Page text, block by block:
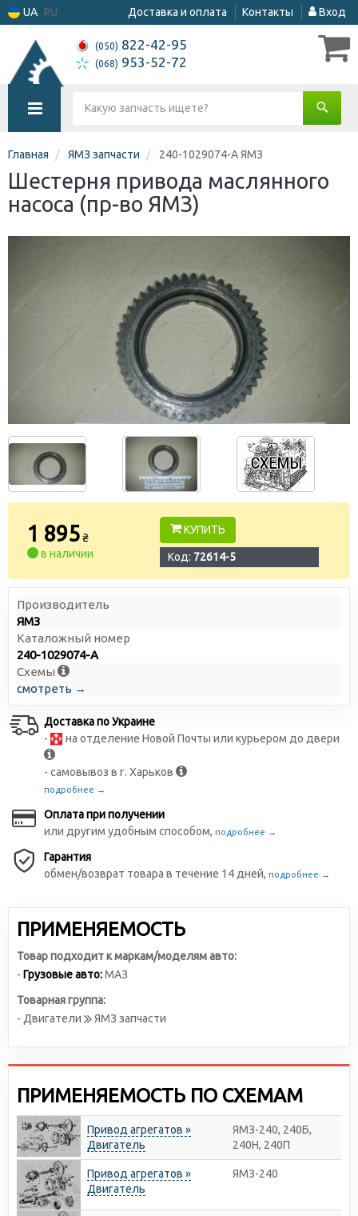
UA RU Доставка и оплата Контакты Вход
(050) 822-42-95
(068) 953-52-72
Главная ЯМЗ запчасти 240-1029074-А ЯМЗ
Шестерня привода маслянного
насоса (пр-во ЯМЗ)
1 895₴
в наличии
КУПИТЬ
Код: 72614-5
Производитель
ЯМЗ
Каталожный номер
240-1029074-А
Схемы
смотреть →
Доставка по Украине
-
на отделение Новой Почты или курьером до двери
- самовывоз в г. Харьков
подробнее →
Оплата при получении
или другим удобным способом, подробнее →
Гарантия
обмен/возврат товара в течение 14 дней, подробнее →
ПРИМЕНЯЕМОСТЬ
Товар подходит к маркам/моделям авто:
- Грузовые авто:МАЗ
Товарная группа:
- Двигатели
ЯМЗ запчасти
ПРИМЕНЯЕМОСТЬ ПО СХЕМАМ
Привод агрегатов »
Двигатель
ЯМЗ-240, 240Б,
240Н, 240П
Привод агрегатов »
Двигатель
ЯМЗ-240